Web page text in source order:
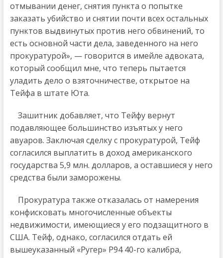
отмывании денег, снятия пункта о попытке
заказать убийство и снятии почти всех остальных
пунктов выдвинутых против него обвинений, то
есть основной части дела, заведенного на него
прокуратурой», — говорится в имейле адвоката,
который сообщил мне, что теперь пытается
уладить дело о взяточничестве, открытое на
Тейфа в штате Юта.
Зашитник добавляет, что Тейфу вернут
подавляющее большинство изъятых у него
авуаров. Заключая сделку с прокуратурой, Тейф
согласился выплатить в доход американского
государства 5,9 млн. долларов, а оставшиеся у него
средства были заморожены.
Прокуратура также отказалась от намерения
конфисковать многочисленные объекты
недвижимости, имеющиеся у его подзащитного в
США. Тейф, однако, согласился отдать ей
вышеуказанный «Ругер» Р94 40-го калибра,